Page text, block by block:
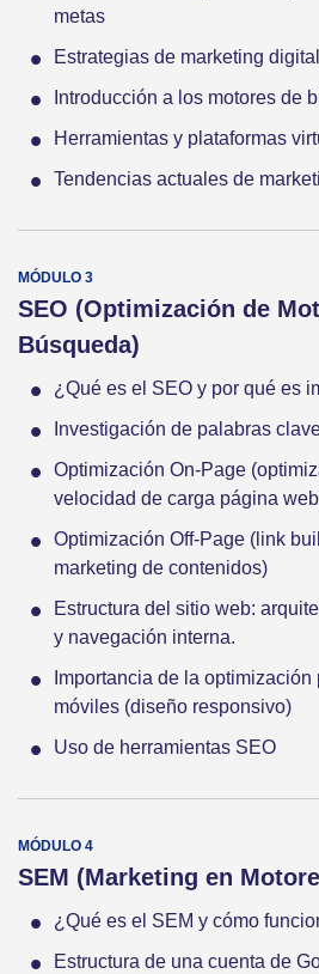
metas
Estrategias de marketing digital
Introducción a los motores de
Herramientas y plataformas
Tendencias actuales de
SEO (Optimización de
Búsqueda)
¿Qué es el SEO y por qué es
Investigación de palabras
Optimización On-Page
velocidad de carga página
Optimización Off-Page (link
marketing de contenidos)
Estructura del sitio web:
y navegación interna.
Importancia de la
móviles (diseño responsivo)
Uso de herramientas SEO
SEM (Marketing en
¿Qué es el SEM y cómo
Estructura de una cuenta de